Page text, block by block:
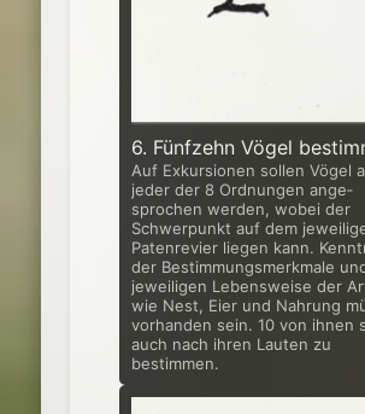
6. Fünfzehn Vögel
Auf Exkursionen sollen Vögel
jeder der 8 Ordnungen ange­
sprochen werden, wobei der
Schwerpunkt auf dem
Patenrevier lie­gen kann.
der Bestimmungsmerkmale
jeweiligen Lebens­weise der
wie Nest, Eier und Nahrung
vorhanden sein. 10 von ihnen
auch nach ihren Lauten zu
bestimmen.